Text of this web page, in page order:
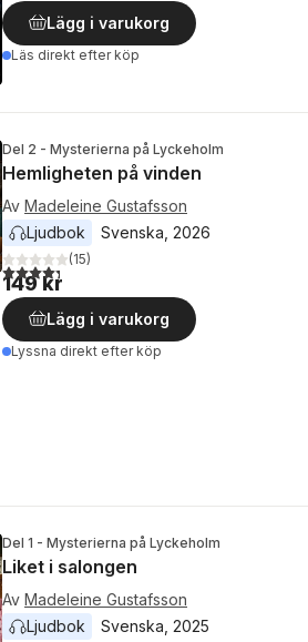
Lägg i varukorg
Läs direkt efter köp
Del 2 - Mysterierna på Lyckeholm
Hemligheten på vinden
Av Madeleine Gustafsson
Ljudbok
Svenska 2026
4,3utav 5 stjärnor. Totalt antal röster:
(15)
149 kr
Lägg i varukorg
Lyssna direkt efter köp
Del 1 - Mysterierna på Lyckeholm
Liket i salongen
Av Madeleine Gustafsson
Ljudbok
Svenska 2025